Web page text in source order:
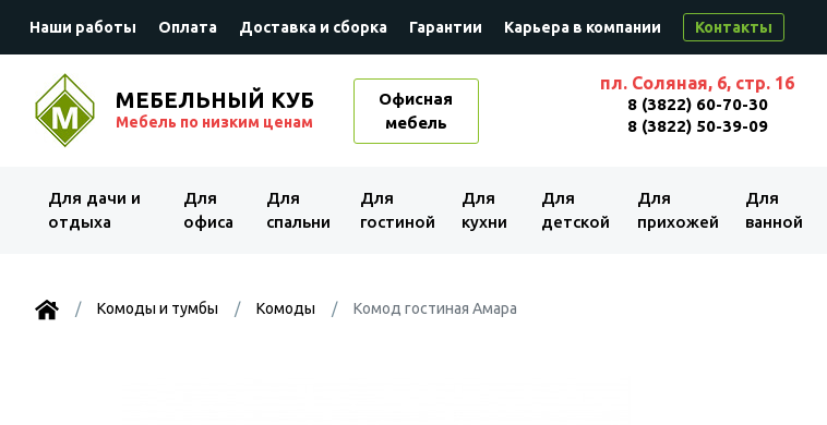
Наши работы Оплата Доставка и сборка Гарантии Карьера в компании Контакты
МЕБЕЛЬНЫЙ КУБ
Мебель по низким ценам
Офисная
мебель
пл. Соляная, 6, стр. 16
8 (3822) 60-70-30
8 (3822) 50-39-09
Для дачи и
отдыха
Для
офиса
Для
спальни
Для
гостиной
Для
кухни
Для
детской
Для
прихожей
Для
ванной
Комоды и тумбы Комоды Комод гостиная Амара